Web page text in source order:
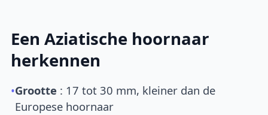
Een Aziatische hoornaar
herkennen
•Grootte : 17 tot 30 mm, kleiner dan de
Europese hoornaar